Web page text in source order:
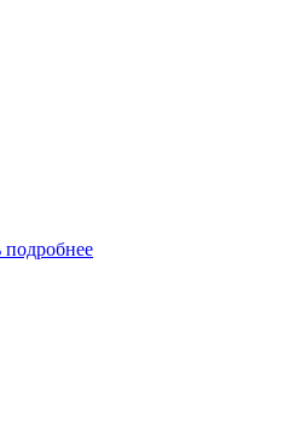
подробнее